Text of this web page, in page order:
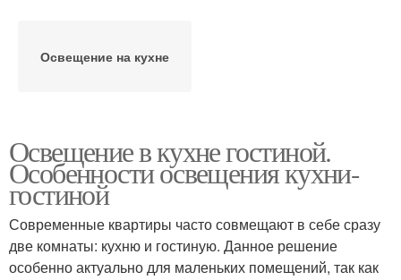
Освещение на кухне
Освещение в кухне гостиной.
Особенности освещения кухни-
гостиной
Современные квартиры часто совмещают в себе сразу
две комнаты: кухню и гостиную. Данное решение
особенно актуально для маленьких помещений, так как